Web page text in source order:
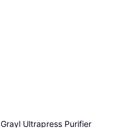
Lifestraw Peak Series
Grayl Ultrapress Purifier